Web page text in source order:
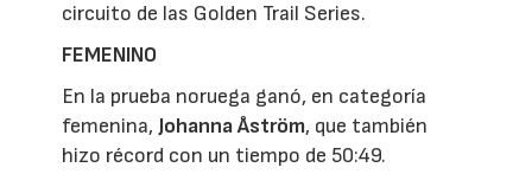
circuito de las Golden Trail Series.
FEMENINO
En la prueba noruega ganó, en categoría
femenina,Johanna Åström, que también
hizo récord con un tiempo de 50:49.